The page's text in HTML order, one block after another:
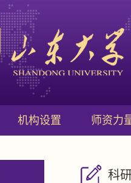
机构设置 师资力
科